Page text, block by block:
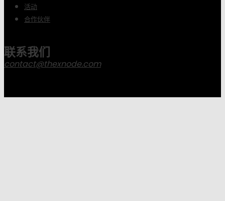
活动
合作伙伴
联系我们
contact@thexnode.com